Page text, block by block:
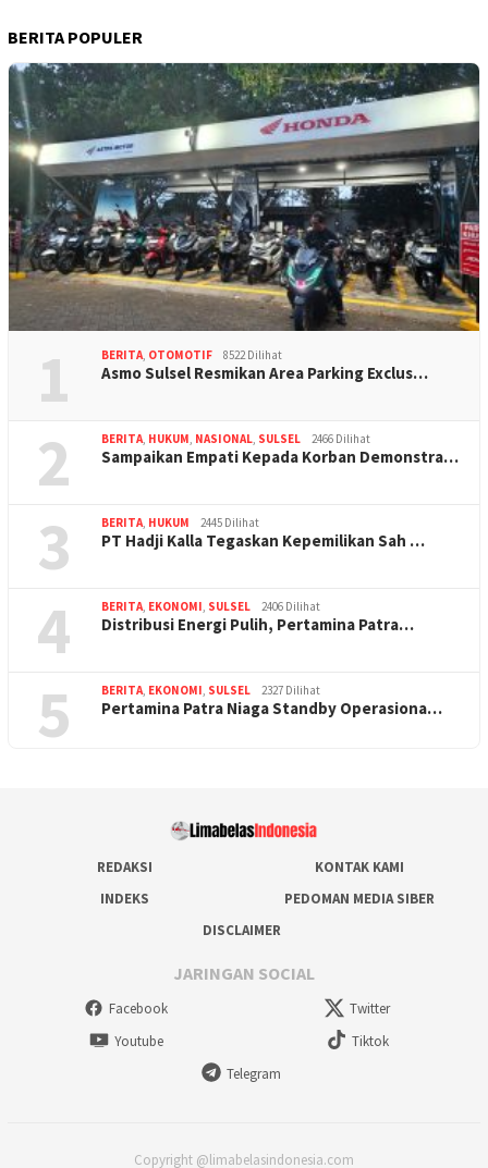
BERITA POPULER
1 BERITA, OTOMOTIF 8522 Dilihat
Asmo Sulsel Resmikan Area Parking Exclus…
2 BERITA, HUKUM, NASIONAL, SULSEL 2466 Dilihat
Sampaikan Empati Kepada Korban Demonstra…
3 BERITA, HUKUM 2445 Dilihat
PT Hadji Kalla Tegaskan Kepemilikan Sah …
4 BERITA, EKONOMI, SULSEL 2406 Dilihat
Distribusi Energi Pulih, Pertamina Patra…
5 BERITA, EKONOMI, SULSEL 2327 Dilihat
Pertamina Patra Niaga Standby Operasiona…
REDAKSI
KONTAK KAMI
INDEKS
PEDOMAN MEDIA SIBER
DISCLAIMER
JARINGAN SOCIAL
Facebook
Twitter
Youtube
Tiktok
Telegram
Copyright @limabelasindonesia.com